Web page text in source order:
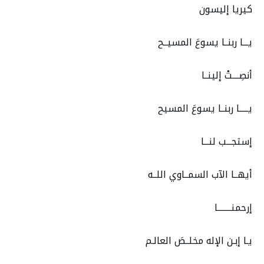
كيريا إليسون
يـــا ربنــا يسوعَ المسيــح
أنصِــــتْ إلينــا
يـــــا ربنــا يسوعَ المسيح
إستجـــب لنـــا
أيهــا الآب السمــاوي اللــه
إرحمنــــــــا
يـا إبـن الإله مخلــصَ العالـم